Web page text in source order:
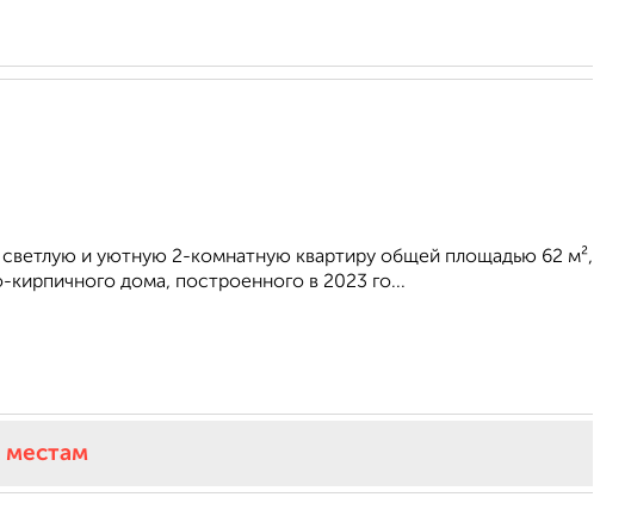
и уютную 2-комнатную квартиру общей площадью 62 м²,
дома, построенного в 2023 го...
местам